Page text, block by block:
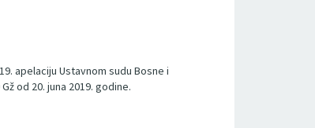
apelaciju Ustavnom sudu Bosne i
od 20. juna 2019. godine.